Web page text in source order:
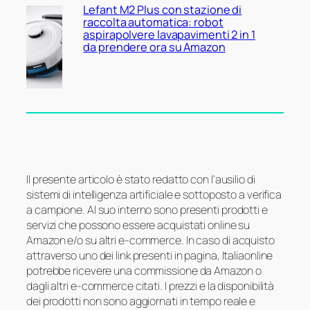
Lefant M2 Plus con stazione di
raccolta automatica: robot
aspirapolvere lavapavimenti 2 in 1
da prendere ora su Amazon
Il presente articolo è stato redatto con l’ausilio di
sistemi di intelligenza artificiale e sottoposto a verifica
a campione. Al suo interno sono presenti prodotti e
servizi che possono essere acquistati online su
Amazon e/o su altri e-commerce. In caso di acquisto
attraverso uno dei link presenti in pagina, Italiaonline
potrebbe ricevere una commissione da Amazon o
dagli altri e-commerce citati. I prezzi e la disponibilità
dei prodotti non sono aggiornati in tempo reale e